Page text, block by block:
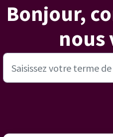
Bonjour,
nous